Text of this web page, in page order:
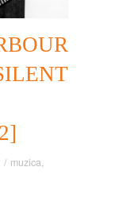
/ muzica,